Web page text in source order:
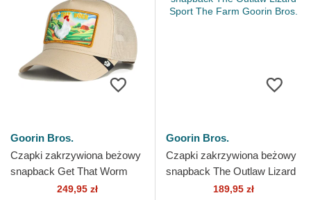
Goorin Bros.
Czapki zakrzywiona beżowy
snapback Get That Worm
Greener Grass The Farm
249,95 zł
Goorin Bros.
Czapki zakrzywiona beżowy
snapback The Outlaw Lizard
Sport The Farm Goorin Bros.
189,95 zł